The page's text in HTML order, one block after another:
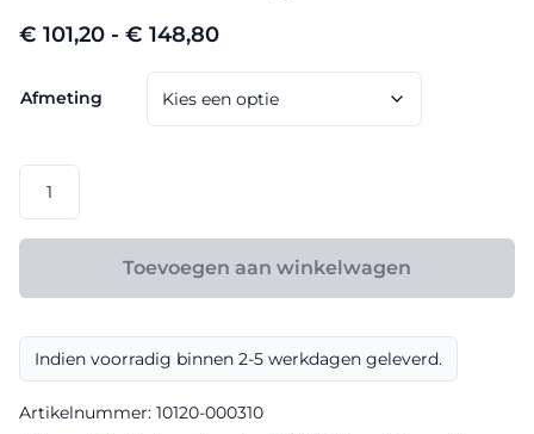
€ 101,20 - € 148,80Prijsklasse:
€ 101,20
tot
€ 148,80
Afmeting
model
BW210rb
III
Sign
aantal
Toevoegen aan winkelwagen
Indien voorradig binnen 2-5 werkdagen geleverd.
Artikelnummer: 10120-000310